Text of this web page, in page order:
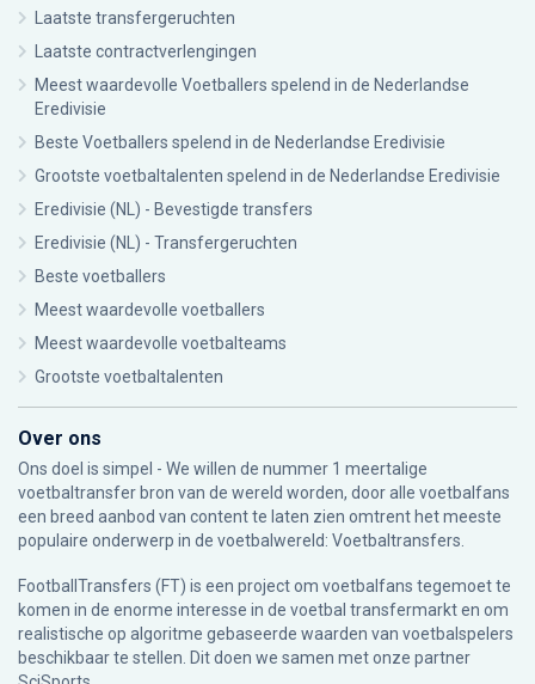
Laatste transfergeruchten
Laatste contractverlengingen
Meest waardevolle Voetballers spelend in de Nederlandse
Eredivisie
Beste Voetballers spelend in de Nederlandse Eredivisie
Grootste voetbaltalenten spelend in de Nederlandse Eredivisie
Eredivisie (NL) - Bevestigde transfers
Eredivisie (NL) - Transfergeruchten
Beste voetballers
Meest waardevolle voetballers
Meest waardevolle voetbalteams
Grootste voetbaltalenten
Over ons
Ons doel is simpel - We willen de nummer 1 meertalige
voetbaltransfer bron van de wereld worden, door alle voetbalfans
een breed aanbod van content te laten zien omtrent het meeste
populaire onderwerp in de voetbalwereld: Voetbaltransfers.
FootballTransfers (FT) is een project om voetbalfans tegemoet te
komen in de enorme interesse in de voetbal transfermarkt en om
realistische op algoritme gebaseerde waarden van voetbalspelers
beschikbaar te stellen. Dit doen we samen met onze partner